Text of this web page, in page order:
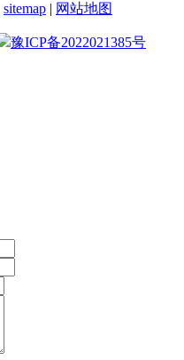
sitemap | 网站地图
豫ICP备2022021385号